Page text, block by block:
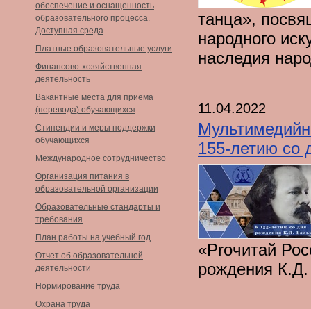
обеспечение и оснащенность
образовательного процесса.
Доступная среда
Платные образовательные услуги
Финансово-хозяйственная
деятельность
Вакантные места для приема
(перевода) обучающихся
Стипендии и меры поддержки
обучающихся
Международное сотрудничество
Организация питания в
образовательной организации
Образовательные стандарты и
требования
План работы на учебный год
Отчет об образовательной
деятельности
Нормирование труда
Охрана труда
танца»,
народного
наследия
11.04.2022
155-летию со
«Proчитай
рождения